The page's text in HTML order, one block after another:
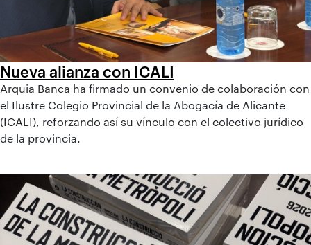
Nueva alianza con ICALI
Arquia Banca ha firmado un convenio de colaboración con
el Ilustre Colegio Provincial de la Abogacía de Alicante
(ICALI), reforzando así su vínculo con el colectivo jurídico
de la provincia.